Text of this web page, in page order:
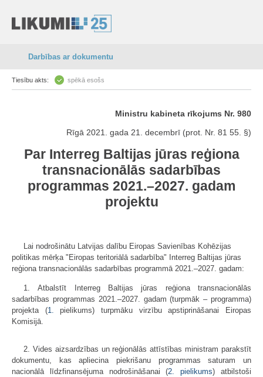
Darbības ar dokumentu
Tiesību akts: spēkā esošs
Ministru kabineta rīkojums Nr. 980
Rīgā 2021. gada 21. decembrī (prot. Nr. 81 55. §)
Par Interreg Baltijas jūras reģiona
transnacionālās sadarbības
programmas 2021.–2027. gadam
projektu
Lai nodrošinātu Latvijas dalību Eiropas Savienības Kohēzijas
politikas mērķa "Eiropas teritoriālā sadarbība" Interreg Baltijas jūras
reģiona transnacionālās sadarbības programmā 2021.–2027. gadam:
1. Atbalstīt Interreg Baltijas jūras reģiona transnacionālās
sadarbības programmas 2021.–2027. gadam (turpmāk – programma)
projekta (1.
pielikums) turpmāku virzību apstiprināšanai Eiropas
Komisijā.
2. Vides aizsardzības un reģionālās attīstības ministram parakstīt
dokumentu, kas apliecina piekrišanu programmas saturam un
nacionālā līdzfinansējuma nodrošināšanai (2. pielikums) atbilstoši